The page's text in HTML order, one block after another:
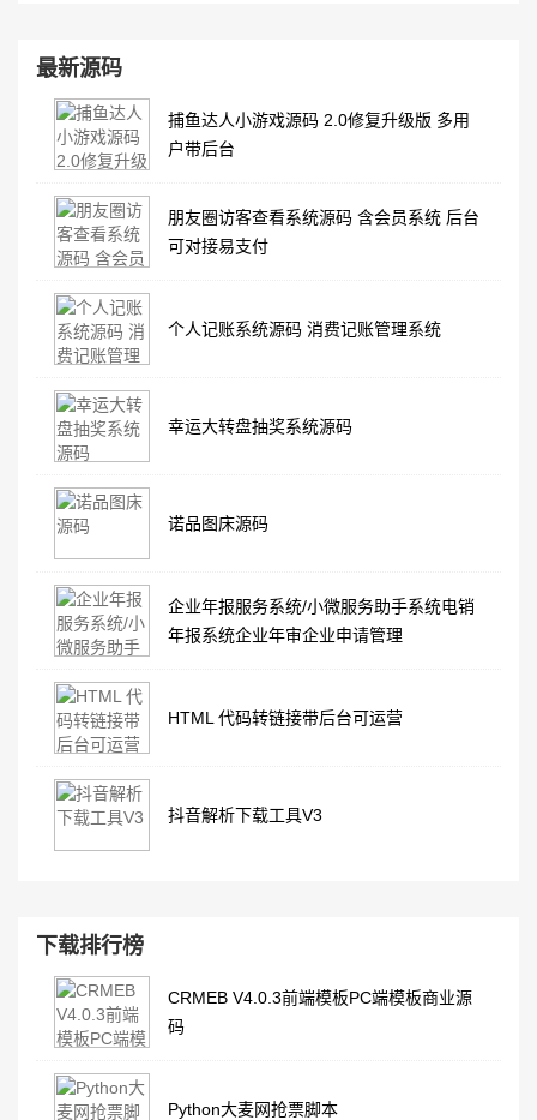
最新源码
捕鱼达人小游戏源码 2.0修复升级版 多用
户带后台
朋友圈访客查看系统源码 含会员系统 后台
可对接易支付
个人记账系统源码 消费记账管理系统
幸运大转盘抽奖系统源码
诺品图床源码
企业年报服务系统/小微服务助手系统电销
年报系统企业年审企业申请管理
HTML 代码转链接带后台可运营
抖音解析下载工具V3
下载排行榜
CRMEB V4.0.3前端模板PC端模板商业源
码
Python大麦网抢票脚本